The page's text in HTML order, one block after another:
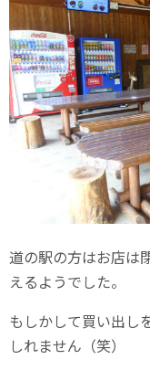
道の駅の方はお店は
えるようでした。
もしかして買い出し
しれません（笑）